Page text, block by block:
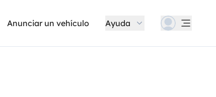
Anunciar un vehículo Ayuda